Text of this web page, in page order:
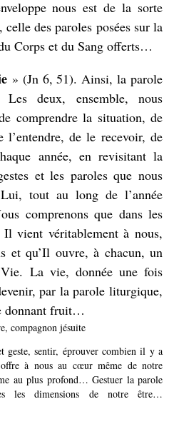
nous est de la sorte
des paroles posées sur la
Corps et du Sang offerts…
» (Jn 6, 51). Ainsi, la parole
deux, ensemble, nous
comprendre la situation, de
l’entendre, de le recevoir, de
année, en revisitant la
et les paroles que nous
tout au long de l’année
comprenons que dans les
vient véritablement à nous,
et qu’Il ouvre, à chacun, un
La vie, donnée une fois
par la parole liturgique,
donnant fruit…
compagnon jésuite
geste, sentir, éprouver combien il y a
à nous au cœur même de notre
au plus profond… Gestuer la parole
les dimensions de notre être…